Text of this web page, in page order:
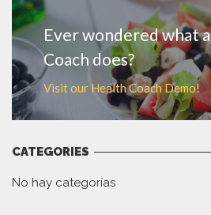
Ever wondered what
Coach does?
Visit our Health Coach Demo!
CATEGORIES
No hay categorías